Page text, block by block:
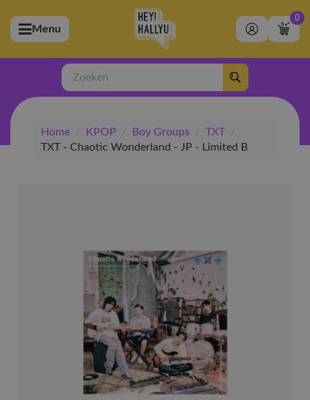
(Artiesten)
(Merchandise)
(Exclusive)
(Winkel)
Menu
0
Zoeken
Home / KPOP / Boy Groups / TXT
/
TXT - Chaotic Wonderland - JP - Limited B